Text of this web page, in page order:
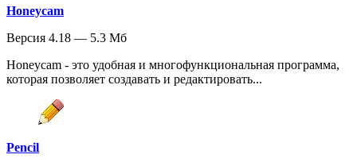
Honeycam
Версия 4.18 — 5.3 Мб
Honeycam - это удобная и многофункциональная программа,
которая позволяет создавать и редактировать...
Pencil